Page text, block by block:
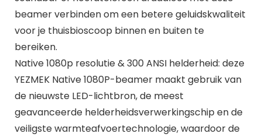
beamer verbinden om een betere geluidskwaliteit
voor je thuisbioscoop binnen en buiten te
bereiken.
Native 1080p resolutie & 300 ANSI helderheid: deze
YEZMEK Native 1080P-beamer maakt gebruik van
de nieuwste LED-lichtbron, de meest
geavanceerde helderheidsverwerkingschip en de
veiligste warmteafvoertechnologie, waardoor de